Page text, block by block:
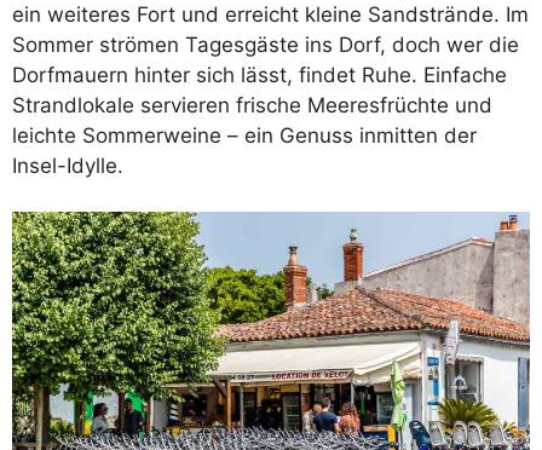
ein weiteres Fort und erreicht kleine Sandstrände. Im
Sommer strömen Tagesgäste ins Dorf, doch wer die
Dorfmauern hinter sich lässt, findet Ruhe. Einfache
Strandlokale servieren frische Meeresfrüchte und
leichte Sommerweine – ein Genuss inmitten der
Insel-Idylle.